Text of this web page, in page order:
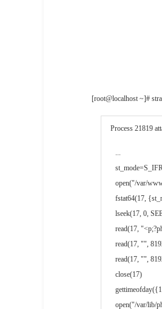
[root@localhost ~]#
Process 21819
...
open("/var/
fstat64(17,
lseek(17, 0,
read(17,
read(17, "",
read(17, "",
close(17)
open("/var/lib/